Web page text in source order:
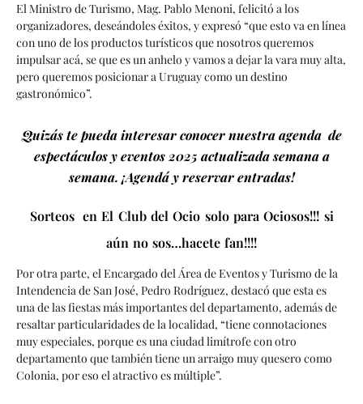
El Ministro de Turismo, Mag. Pablo Menoni, felicitó a los
organizadores, deseándoles éxitos, y expresó “que esto va en línea
con uno de los productos turísticos que nosotros queremos
impulsar acá, se que es un anhelo y vamos a dejar la vara muy alta,
pero queremos posicionar a Uruguay como un destino
gastronómico”.
Quizás te pueda interesar conocer nuestra agenda de
espectáculos y eventos 2025 actualizada semana a
semana. ¡Agendá y reservar entradas!
Sorteos en El Club del Ocio solo para Ociosos!!! si
aún no sos…hacete fan!!!!
Por otra parte, el Encargado del Área de Eventos y Turismo de la
Intendencia de San José, Pedro Rodríguez, destacó que esta es
una de las fiestas más importantes del departamento, además de
resaltar particularidades de la localidad, “tiene connotaciones
muy especiales, porque es una ciudad limítrofe con otro
departamento que también tiene un arraigo muy quesero como
Colonia, por eso el atractivo es múltiple”.